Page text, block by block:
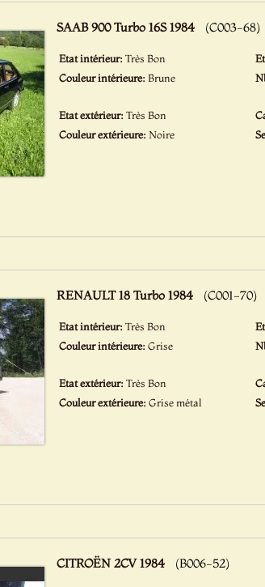
SAAB 900 Turbo 16S 1984 (C003-68)
Etat intérieur: Très Bon
Couleur intérieure: Brune
Etat extérieur: Très Bon
Couleur extérieure: Noire
RENAULT 18 Turbo 1984 (C001-70)
Etat intérieur: Très Bon
Couleur intérieure: Grise
Etat extérieur: Très Bon
Couleur extérieure: Grise métal
CITROËN 2CV 1984 (B006-52)